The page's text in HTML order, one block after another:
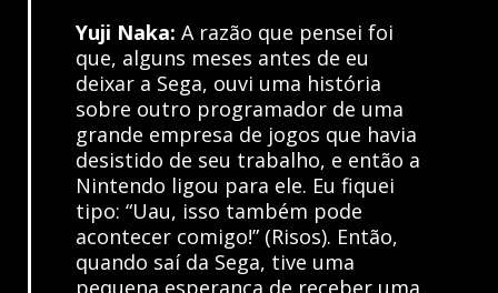
Yuji Naka: A razão que pensei foi
que, alguns meses antes de eu
deixar a Sega, ouvi uma história
sobre outro programador de uma
grande empresa de jogos que havia
desistido de seu trabalho, e então a
Nintendo ligou para ele. Eu fiquei
tipo: “Uau, isso também pode
acontecer comigo!” (Risos). Então,
quando saí da Sega, tive uma